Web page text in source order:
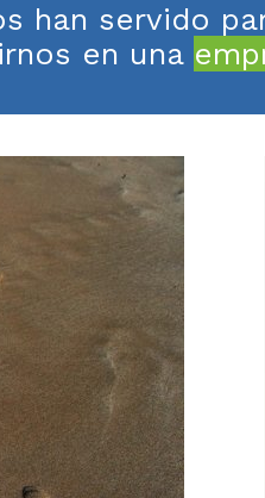
han servido
en una